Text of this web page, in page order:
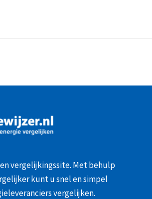
vergelijkingssite. Met behulp
kunt u snel en simpel
vergelijken.